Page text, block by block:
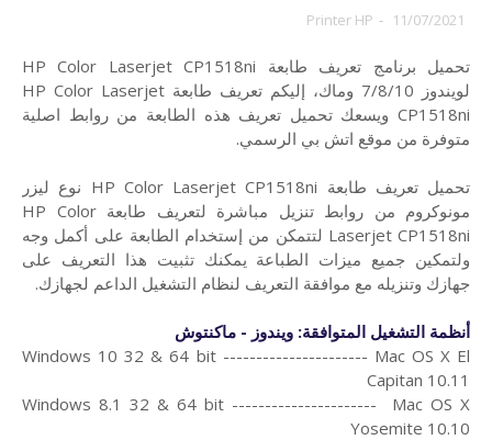
11/07/2021
-
Printer HP
تحميل برنامج تعريف طابعة HP Color Laserjet CP1518ni
لويندوز 7/8/10 وماك،
إليكم تعريف طابعة HP Color Laserjet
CP1518ni ويسعك تحميل تعريف هذه الطابعة من روابط اصلية
متوفرة من موقع اتش بي الرسمي.
تحميل تعريف طابعة HP Color Laserjet CP1518ni نوع ليزر
مونوكروم من روابط تنزيل مباشرة لتعريف طابعة HP Color
Laserjet CP1518ni لتتمكن من إستخدام الطابعة على أكمل وجه
ولتمكين جميع ميزات الطباعة يمكنك تثبيت هذا التعريف على
جهازك وتنزيله مع موافقة التعريف لنظام التشغيل الداعم لجهازك.
أنظمة التشغيل المتوافقة: ويندوز - ماكنتوش
Windows 10 32 & 64 bit ---------------------- Mac OS X El
Capitan 10.11
Windows 8.1 32 & 64 bit ---------------------- Mac OS X
Yosemite 10.10